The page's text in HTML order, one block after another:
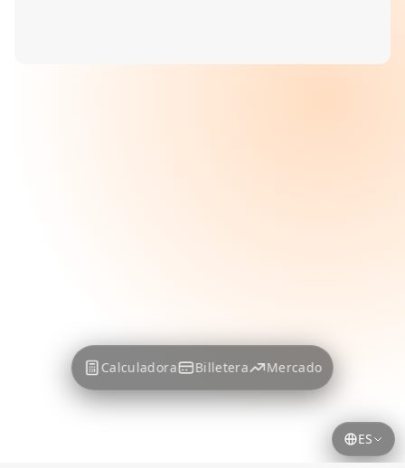
Calculadora Billetera Mercado
ES